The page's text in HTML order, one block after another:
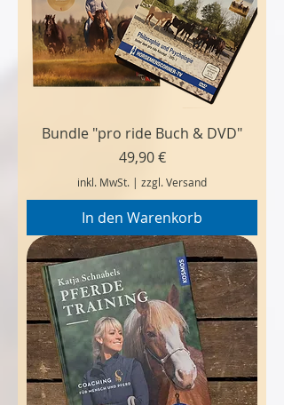
Bundle "pro ride Buch & DVD"
Preis
49,90 €
inkl. MwSt. | zzgl. Versand
In den Warenkorb